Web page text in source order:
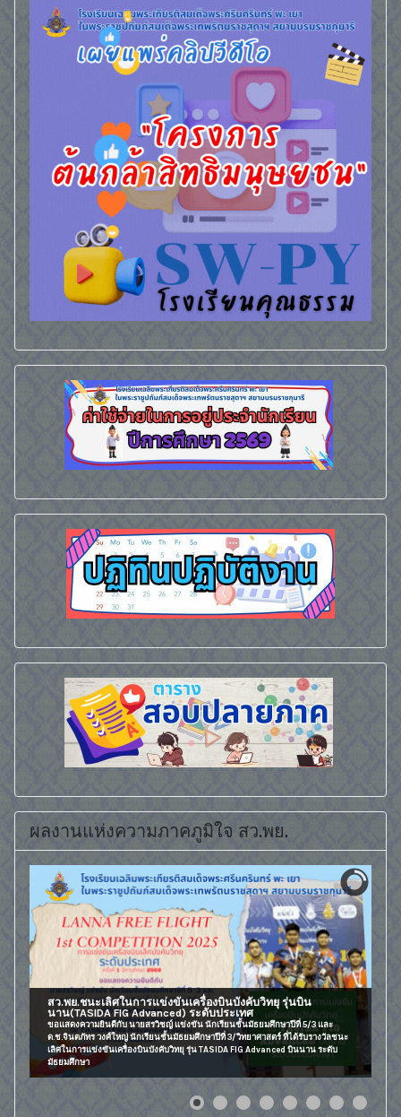
ผลงานแห่งความภาคภูมิใจ สว.พย.
สว.พย.ชนะเลิศในการแข่งขันเครื่องบินบังคับวิทยุ รุ่นบิน
นาน(TASIDA FIG Advanced) ระดับประเทศ
ขอแสดงความยินดีกับ นายสรวิชญ์ แข่งขัน นักเรียนชั้นมัธยมศึกษาปีที่ 5/3 และ
ด.ช.จินตภัทร วงศ์ใหญ่ นักเรียนชั้นมัธยมศึกษาปีที่ 3/วิทยาศาสตร์ ที่ได้รับรางวัลชนะ
เลิศในการแข่งขันเครื่องบินบังคับวิทยุ รุ่น TASIDA FIG Advanced บินนาน ระดับ
มัธยมศึกษา